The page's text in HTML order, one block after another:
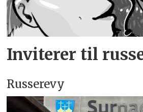
Inviterer til
Russerevy